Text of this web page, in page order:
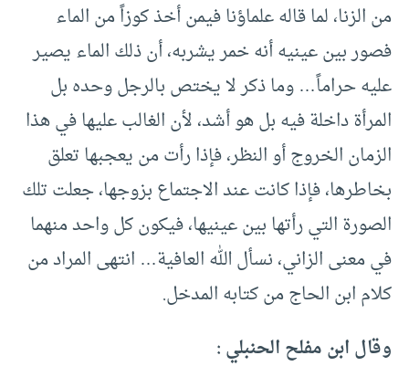
من الزنا، لما قاله علماؤنا فيمن أخذ كوزاً من الماء
فصور بين عينيه أنه خمر يشربه، أن ذلك الماء يصير
عليه حراماً… وما ذكر لا يختص بالرجل وحده بل
المرأة داخلة فيه بل هو أشد، لأن الغالب عليها في هذا
الزمان الخروج أو النظر، فإذا رأت من يعجبها تعلق
بخاطرها، فإذا كانت عند الاجتماع بزوجها، جعلت تلك
الصورة التي رأتها بين عينيها، فيكون كل واحد منهما
في معنى الزاني، نسأل الله العافية… انتهى المراد من
كلام ابن الحاج من كتابه المدخل.
وقال ابن مفلح الحنبلي :